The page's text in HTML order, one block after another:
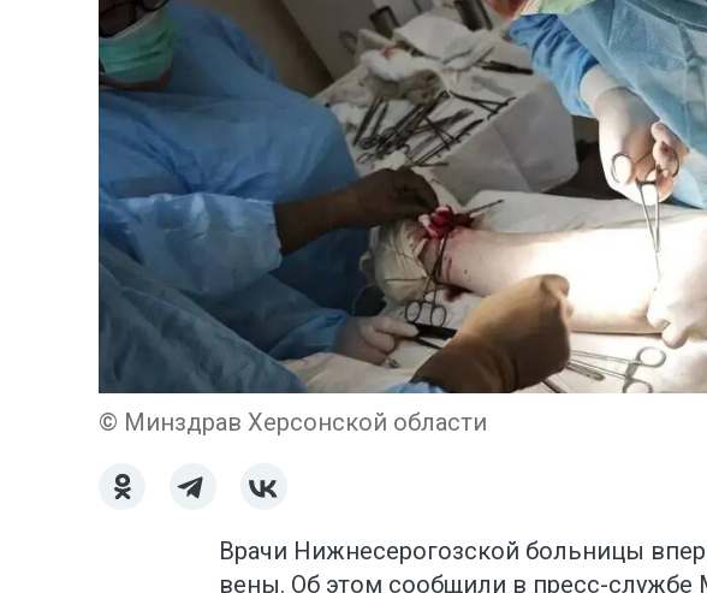
© Минздрав Херсонской области
Врачи Нижнесерогозской больницы
вены. Об этом сообщили в пресс-службе